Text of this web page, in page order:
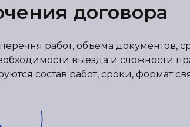
договора
работ, объема документов,
выезда и сложности
состав работ, сроки, формат